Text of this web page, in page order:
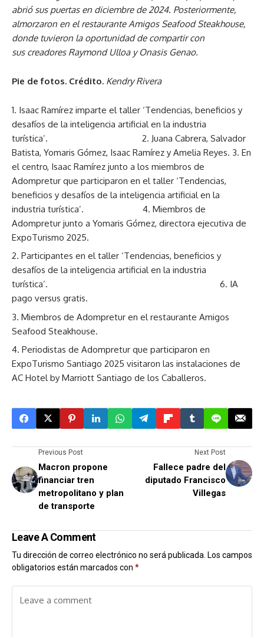
abrió sus puertas en diciembre de 2024. Posteriormente,
almorzaron en el restaurante Amigos Seafood Steakhouse,
donde tuvieron la oportunidad de compartir con
sus creadores Raymond Ulloa y Onasis Genao.
Pie de fotos. Crédito. Kendry Rivera
Isaac Ramírez imparte el taller ‘Tendencias, beneficios y
desafíos de la inteligencia artificial en la industria
turística’. 2. Juana Cabrera, Salvador
Batista, Yomaris Gómez, Isaac Ramírez y Amelia Reyes. 3. En
el centro, Isaac Ramírez junto a los miembros de
Adompretur que participaron en el taller ‘Tendencias,
beneficios y desafíos de la inteligencia artificial en la
industria turística’. 4. Miembros de
Adompretur junto a Yomaris Gómez, directora ejecutiva de
ExpoTurismo 2025.
Participantes en el taller ‘Tendencias, beneficios y
desafíos de la inteligencia artificial en la industria
turística’. 6. IA
pago versus gratis.
Miembros de Adompretur en el restaurante Amigos
Seafood Steakhouse.
Periodistas de Adompretur que participaron en
ExpoTurismo Santiago 2025 visitaron las instalaciones de
AC Hotel by Marriott Santiago de los Caballeros.
Previous Post
Macron propone
financiar tren
metropolitano y plan
de transporte
Next Post
Fallece padre del
diputado Francisco
Villegas
Leave A Comment
Tu dirección de correo electrónico no será publicada. Los campos
obligatorios están marcados con *